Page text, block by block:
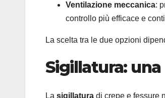
Ventilazione meccanica:
controllo più efficace e
La scelta tra le due opzioni
Sigillatura:
La sigillatura di crepe e fessure